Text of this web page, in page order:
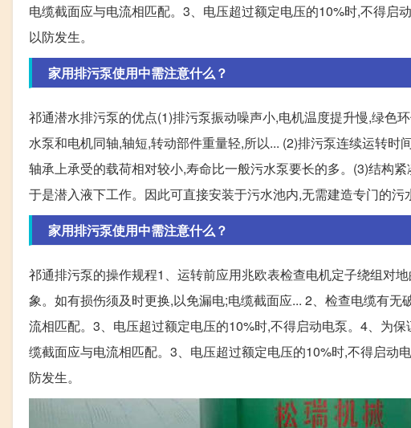
电缆截面应与电流相匹配。3、电压超过额定电压的10%时,不得启
以防发生。
家用排污泵使用中需注意什么？
祁通潜水排污泵的优点(1)排污泵振动噪声小,电机温度提升慢,绿色
水泵和电机同轴,轴短,转动部件重量轻,所以... (2)排污泵连续运转
轴承上承受的载荷相对较小,寿命比一般污水泵要长的多。(3)结构
于是潜入液下工作。因此可直接安装于污水池内,无需建造专门的
家用排污泵使用中需注意什么？
祁通排污泵的操作规程1、运转前应用兆欧表检查电机定子绕组对
象。如有损伤须及时更换,以免漏电;电缆截面应... 2、检查电缆有
流相匹配。3、电压超过额定电压的10%时,不得启动电泵。4、为
缆截面应与电流相匹配。3、电压超过额定电压的10%时,不得启动
防发生。